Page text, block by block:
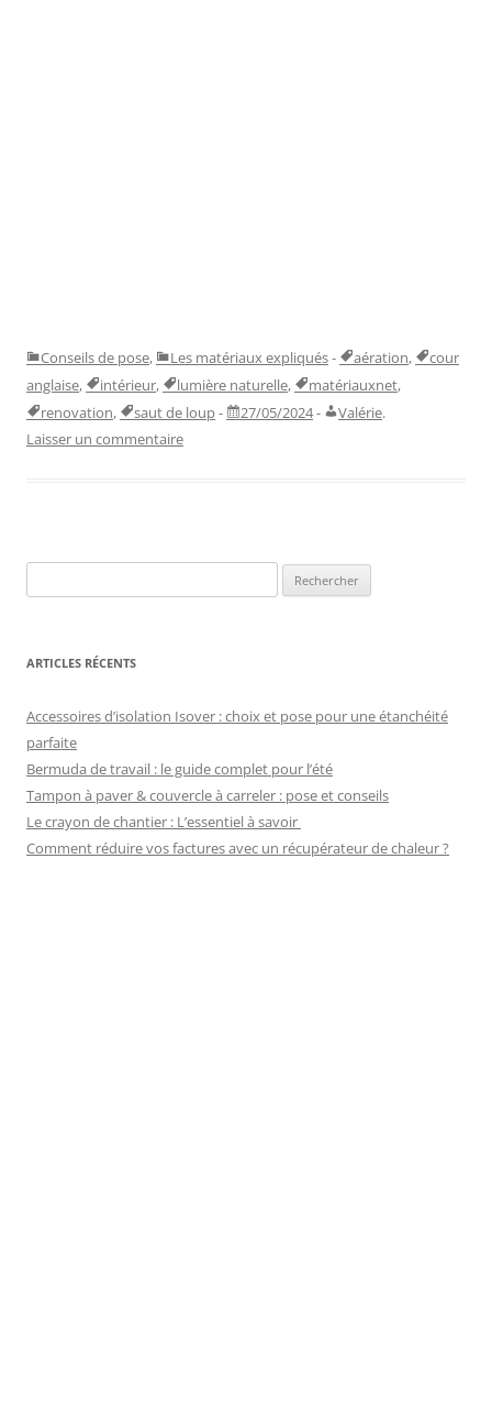
Conseils de pose, Les matériaux expliqués- aération,
cour
anglaise, intérieur, lumière naturelle, matériauxnet,
renovation, saut de loup- 27/05/2024- Valérie.
Laisser un commentaire
ARTICLES RÉCENTS
Accessoires d’isolation Isover : choix et pose pour une étanchéité
parfaite
Bermuda de travail : le guide complet pour l’été
Tampon à paver & couvercle à carreler : pose et conseils
Le crayon de chantier : L’essentiel à savoir
Comment réduire vos factures avec un récupérateur de chaleur ?